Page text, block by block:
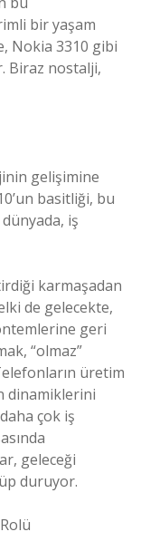
bir yaşam
Nokia 3310 gibi
Biraz nostalji,
gelişimine
basitliği, bu
iş
karmaşadan
de gelecekte,
geri
“olmaz”
üretim
dinamiklerini
çok iş
geleceği
duruyor.